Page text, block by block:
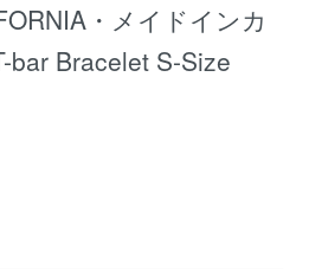
・メイドインカ
bar Bracelet S-Size